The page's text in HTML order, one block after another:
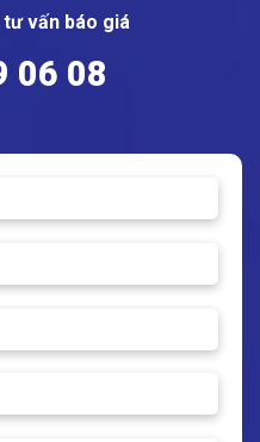
vấn báo giá
06 08